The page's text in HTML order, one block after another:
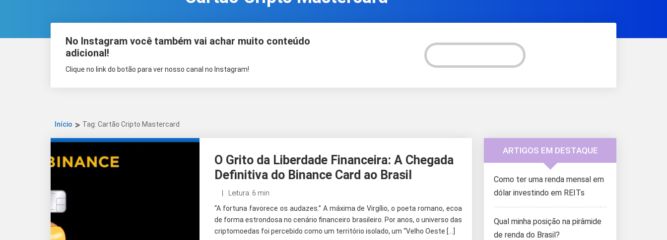
No Instagram você também vai achar muito conteúdo
adicional!
Clique no link do botão para ver nosso canal no Instagram!
Início Tag: Cartão Cripto Mastercard
O Grito da Liberdade Financeira: A Chegada
Definitiva do Binance Card ao Brasil
Leitura: 6 min
“A fortuna favorece os audazes.” A máxima de Virgílio, o poeta romano, ecoa
de forma estrondosa no cenário financeiro brasileiro. Por anos, o universo das
criptomoedas foi percebido como um território isolado, um “Velho Oeste […]
ARTIGOS EM DESTAQUE
Como ter uma renda mensal em
dólar investindo em REITs
Qual minha posição na pirâmide
de renda do Brasil?